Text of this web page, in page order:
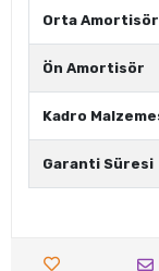
Orta Amortisör
Ön Amortisör
Kadro
Garanti Süresi